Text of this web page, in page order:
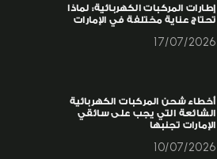
إطارات المركبات الكهربائية: لماذا
تحتاج عناية مختلفة في الإمارات
17/07/2026
أخطاء شحن المركبات الكهربائية
الشائعة التي يجب على سائقي
الإمارات تجنبها
10/07/2026